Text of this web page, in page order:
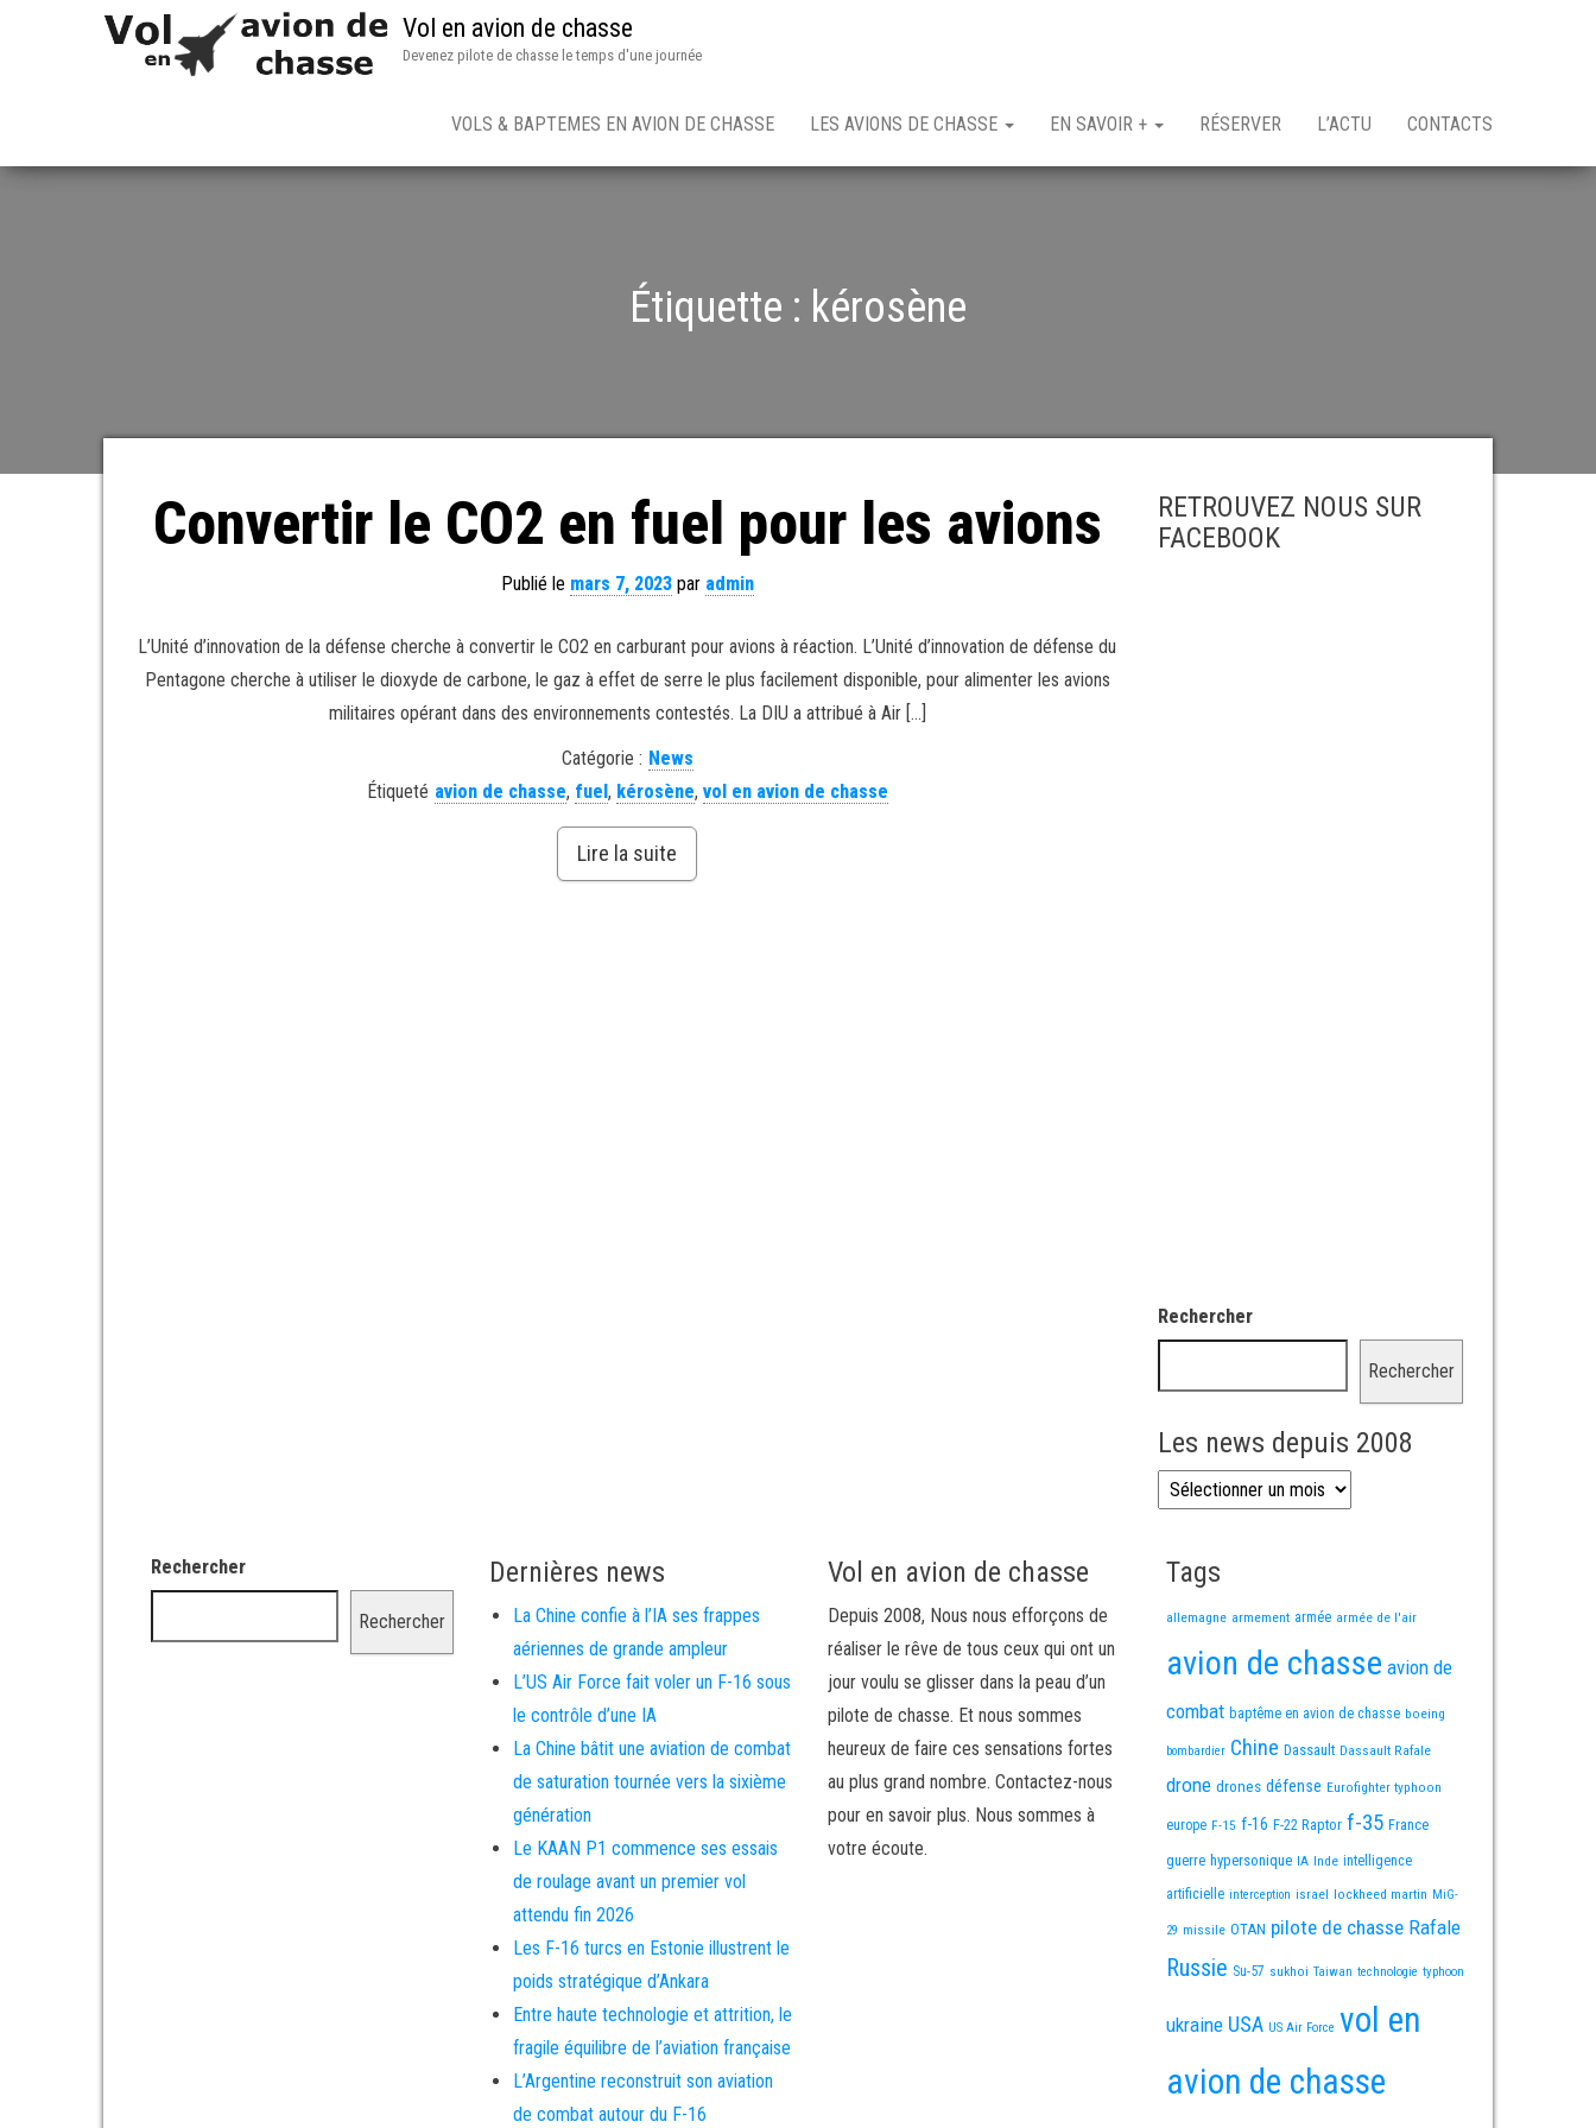
Vol en avion de chasse
Devenez pilote de chasse le temps d'une journée
VOLS & BAPTEMES EN AVION DE CHASSE LES AVIONS DE CHASSE EN SAVOIR + RÉSERVER L’ACTU CONTACTS
Étiquette : kérosène
Convertir le CO2 en fuel pour les avions
Publié le mars 7, 2023par admin
L’Unité d’innovation de la défense cherche à convertir le CO2 en carburant pour avions à réaction. L’Unité d’innovation de défense du
Pentagone cherche à utiliser le dioxyde de carbone, le gaz à effet de serre le plus facilement disponible, pour alimenter les avions
militaires opérant dans des environnements contestés. La DIU a attribué à Air […]
Catégorie : News
Étiqueté avion de chasse, fuel, kérosène, vol en avion de chasse
Lire la suite
RETROUVEZ NOUS SUR
FACEBOOK
Rechercher
Rechercher
Les news depuis 2008
Les news depuis 2008
Rechercher
Rechercher
Dernières news
La Chine confie à l’IA ses frappes
aériennes de grande ampleur
L’US Air Force fait voler un F-16 sous
le contrôle d’une IA
La Chine bâtit une aviation de combat
de saturation tournée vers la sixième
génération
Le KAAN P1 commence ses essais
de roulage avant un premier vol
attendu fin 2026
Les F-16 turcs en Estonie illustrent le
poids stratégique d’Ankara
Entre haute technologie et attrition, le
fragile équilibre de l’aviation française
L’Argentine reconstruit son aviation
de combat autour du F-16
Vol en avion de chasse
Depuis 2008, Nous nous efforçons de
réaliser le rêve de tous ceux qui ont un
jour voulu se glisser dans la peau d’un
pilote de chasse. Et nous sommes
heureux de faire ces sensations fortes
au plus grand nombre. Contactez-nous
pour en savoir plus. Nous sommes à
votre écoute.
Tags
allemagne armement armée armée de l'air
avion de chasse avion de
combat baptême en avion de chasse boeing
bombardier Chine Dassault Dassault Rafale
drone drones défense Eurofighter typhoon
europe F-15 f-16 F-22 Raptor f-35 France
guerre hypersonique IA Inde intelligence
artificielle interception israel lockheed martin MiG-
29 missile OTAN pilote de chasse Rafale
Russie Su-57 sukhoi Taiwan technologie typhoon
ukraine USA US Air Force vol en
avion de chasse